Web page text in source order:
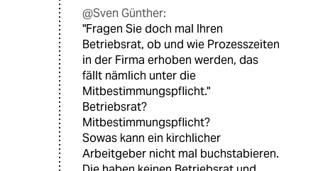
@Sven Günther:
"Fragen Sie doch mal Ihren
Betriebsrat, ob und wie Prozesszeiten
in der Firma erhoben werden, das
fällt nämlich unter die
Mitbestimmungspflicht."
Betriebsrat?
Mitbestimmungspflicht?
Sowas kann ein kirchlicher
Arbeitgeber nicht mal buchstabieren.